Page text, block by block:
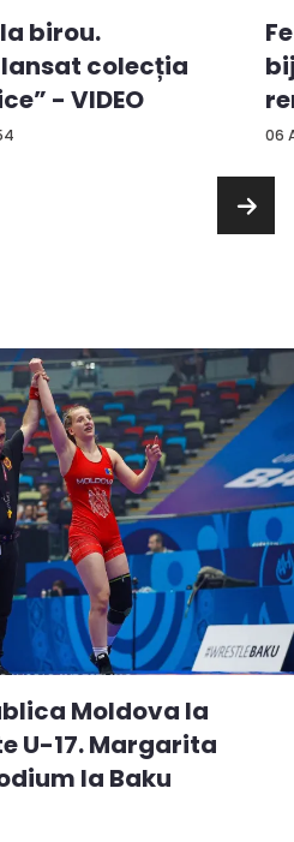
birou.
colecția
- VIDEO
06
...
Moldova la
U-17. Margarita
la Baku